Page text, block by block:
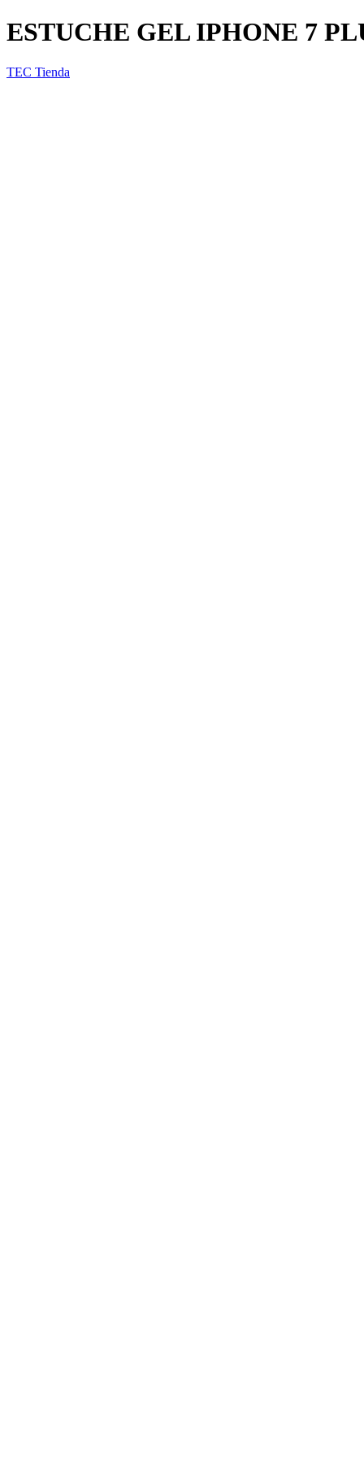
ESTUCHE GEL IPHONE 7
TEC Tienda